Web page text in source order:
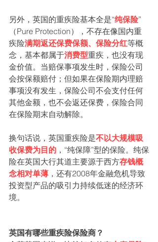
另外，英国的重疾险基本全是“纯保险”
（Pure Protection），不存在像国内重
疾险满期返还保费保额、保险分红等概
念，基本都属于消费型重疾，也没有现
金价值。当赔保事项发生时，保险公司
会按保额赔付；但如果在保险期内理赔
事项没有发生，保险公司不会支付任何
其他金额，也不会返还保费，保险合同
在保险期末自动解除。
换句话说，英国重疾险是不以大规模吸
收保费为目的 ，“纯保障”型的保险。纯保
险在英国大行其道主要源于西方存钱概
念相对单薄 ，还有2008年金融危机导致
投资型产品的吸引力持续低迷的经济环
境。
英国有哪些重疾险保险商？